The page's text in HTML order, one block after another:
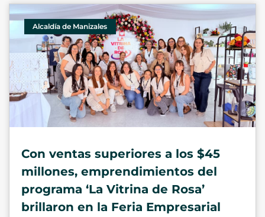
Alcaldía de Manizales
Con ventas superiores a los $45
millones, emprendimientos del
programa ‘La Vitrina de Rosa’
brillaron en la Feria Empresarial